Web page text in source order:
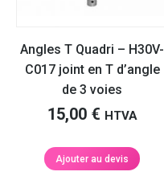
Angles T Quadri – H30V-
C017 joint en T d’angle
de 3 voies
15,00 € HTVA
Ajouter au devis